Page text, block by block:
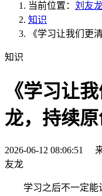
当前位置： 刘友
知识
《学习让我们更
知识
《学习让
龙，持续
2026-06-12 08:06:51
友龙
学习之后不一定能